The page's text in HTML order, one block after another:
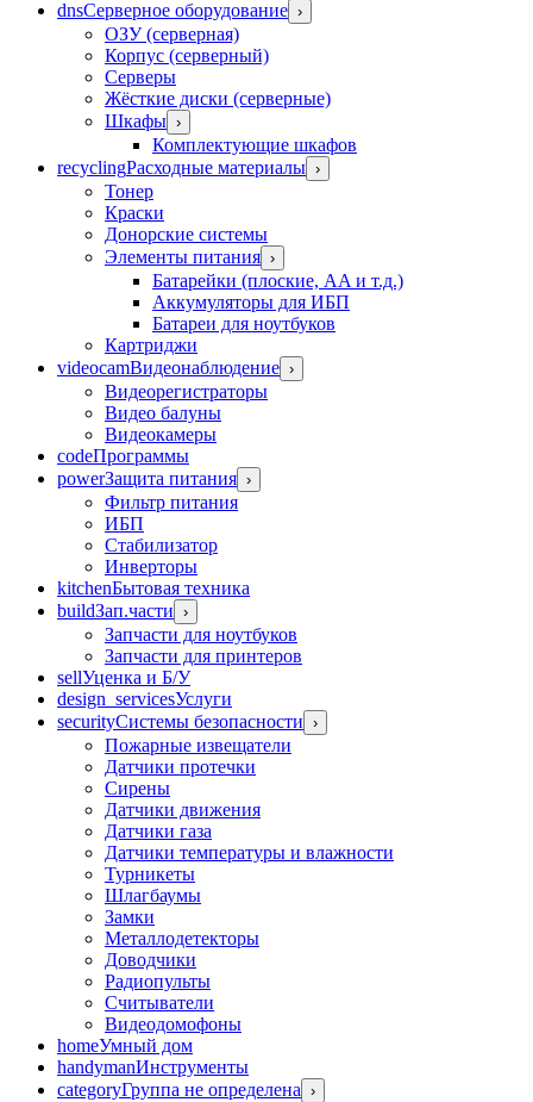
dnsСерверное оборудование ›
ОЗУ (серверная)
Корпус (серверный)
Серверы
Жёсткие диски (серверные)
Шкафы ›
Комплектующие шкафов
recyclingРасходные материалы ›
Тонер
Краски
Донорские системы
Элементы питания ›
Батарейки (плоские, AA и т.д.)
Аккумуляторы для ИБП
Батареи для ноутбуков
Картриджи
videocamВидеонаблюдение ›
Видеорегистраторы
Видео балуны
Видеокамеры
codeПрограммы
powerЗащита питания ›
Фильтр питания
ИБП
Стабилизатор
Инверторы
kitchenБытовая техника
buildЗап.части ›
Запчасти для ноутбуков
Запчасти для принтеров
sellУценка и Б/У
design_servicesУслуги
securityСистемы безопасности ›
Пожарные извещатели
Датчики протечки
Сирены
Датчики движения
Датчики газа
Датчики температуры и влажности
Турникеты
Шлагбаумы
Замки
Металлодетекторы
Доводчики
Радиопульты
Считыватели
Видеодомофоны
homeУмный дом
handymanИнструменты
categoryГруппа не определена ›